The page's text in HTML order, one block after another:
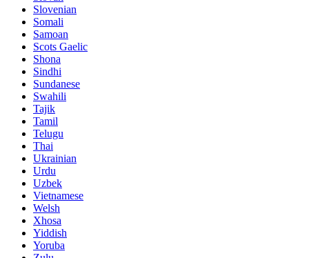
Slovenian
Somali
Samoan
Scots Gaelic
Shona
Sindhi
Sundanese
Swahili
Tajik
Tamil
Telugu
Thai
Ukrainian
Urdu
Uzbek
Vietnamese
Welsh
Xhosa
Yiddish
Yoruba